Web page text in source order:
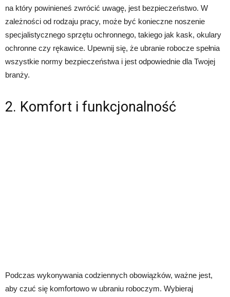
na który powinieneś zwrócić uwagę, jest bezpieczeństwo. W
zależności od rodzaju pracy, może być konieczne noszenie
specjalistycznego sprzętu ochronnego, takiego jak kask, okulary
ochronne czy rękawice. Upewnij się, że ubranie robocze spełnia
wszystkie normy bezpieczeństwa i jest odpowiednie dla Twojej
branży.
2. Komfort i funkcjonalność
Podczas wykonywania codziennych obowiązków, ważne jest,
aby czuć się komfortowo w ubraniu roboczym. Wybieraj